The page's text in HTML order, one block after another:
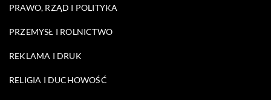
PRAWO, RZĄD I POLITYKA
PRZEMYSŁ I ROLNICTWO
REKLAMA I DRUK
RELIGIA I DUCHOWOŚĆ